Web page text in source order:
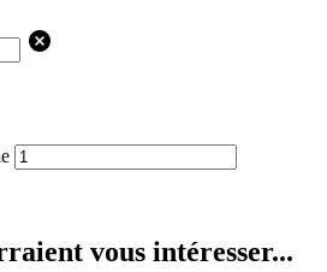
vous intéresser...